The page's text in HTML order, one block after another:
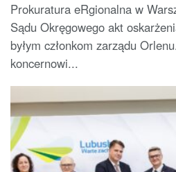
Prokuratura eRgionalna w
Sądu Okręgowego akt
byłym członkom zarządu
koncernowi...